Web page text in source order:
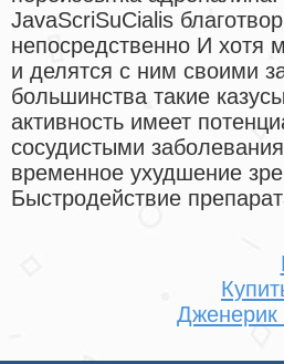
JavaScriSuCialis
непосредственно И хотя
и делятся с ним своими
большинства такие
активность имеет
сосудистыми
временное ухудшение
Быстродействие
Дженерик